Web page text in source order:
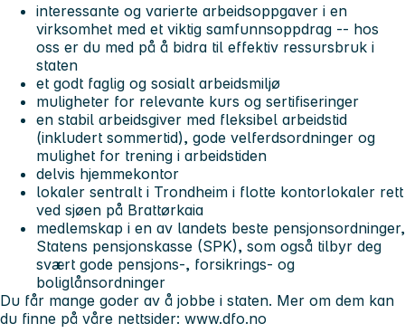
interessante og varierte arbeidsoppgaver i en
virksomhet med et viktig samfunnsoppdrag -- hos
oss er du med på å bidra til effektiv ressursbruk i
staten
et godt faglig og sosialt arbeidsmiljø
muligheter for relevante kurs og sertifiseringer
en stabil arbeidsgiver med fleksibel arbeidstid
(inkludert sommertid), gode velferdsordninger og
mulighet for trening i arbeidstiden
delvis hjemmekontor
lokaler sentralt i Trondheim i flotte kontorlokaler rett
ved sjøen på Brattørkaia
medlemskap i en av landets beste pensjonsordninger,
Statens pensjonskasse (SPK), som også tilbyr deg
svært gode pensjons-, forsikrings- og
boliglånsordninger
Du får mange goder av å jobbe i staten. Mer om dem kan
du finne på våre nettsider: www.dfo.no